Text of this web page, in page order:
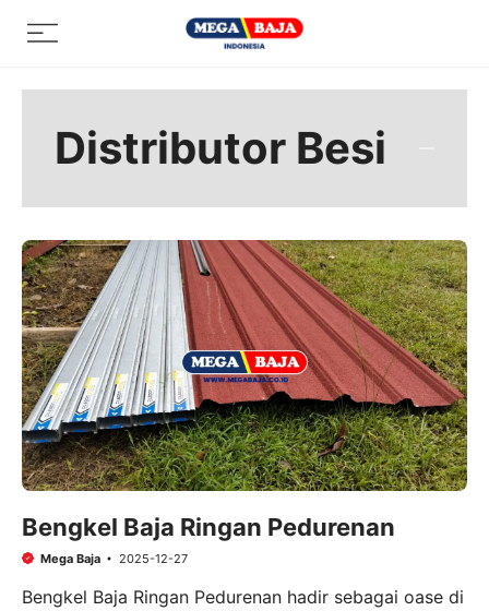
Menu
Distributor Besi
Bengkel Baja Ringan Pedurenan
Mega Baja 2025-12-27
Bengkel Baja Ringan Pedurenan hadir sebagai oase di